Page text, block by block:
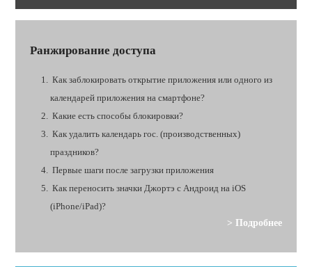
Ранжирование доступа
Как заблокировать открытие приложения или одного из
календарей приложения на смартфоне?
Какие есть способы блокировки?
Как удалить календарь гос. (производственных)
праздников?
Первые шаги после загрузки приложения
Как переносить значки Джортэ с Андроид на iOS
(iPhone/iPad)?
> Подробнее